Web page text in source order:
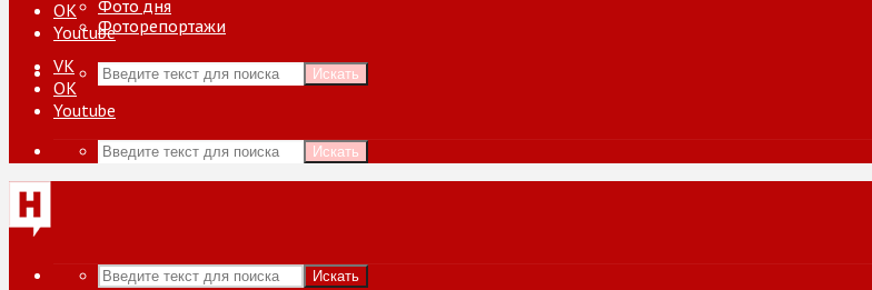
ОК
Youtube
Искать
Фото дня
Фоторепортажи
VK
ОК
Youtube
Искать
Искать